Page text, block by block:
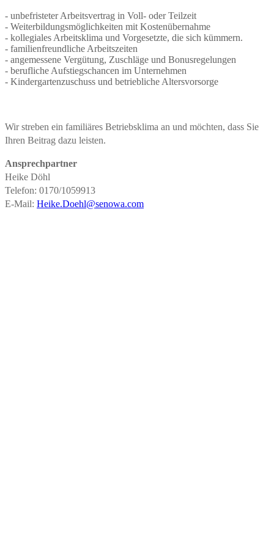
unbefristeter Arbeitsvertrag in Voll- oder Teilzeit
Weiterbildungsmöglichkeiten mit Kostenübernahme
kollegiales Arbeitsklima und Vorgesetzte, die sich kümmern.
familienfreundliche Arbeitszeiten
angemessene Vergütung, Zuschläge und Bonusregelungen
berufliche Aufstiegschancen im Unternehmen
Kindergartenzuschuss und betriebliche Altersvorsorge
Wir streben ein familiäres Betriebsklima an und möchten, dass Sie
Ihren Beitrag dazu leisten.
Ansprechpartner
Heike Döhl
Telefon: 0170/1059913
E-Mail: Heike.Doehl@senowa.com